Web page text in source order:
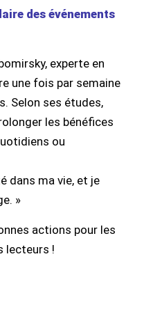
des événements
experte en
une fois par semaine
Selon ses études,
les bénéfices
ou
dans ma vie, et je
»
actions pour les
lecteurs !